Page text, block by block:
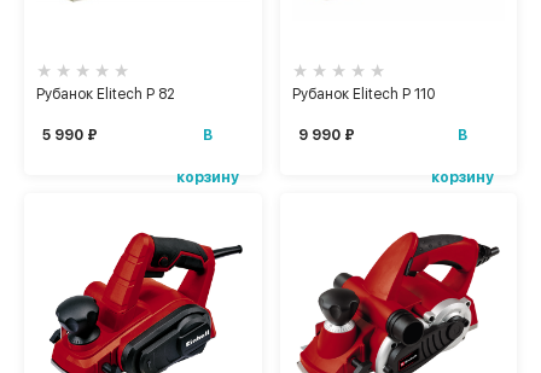
Рубанок Elitech Р 82
5 990 ₽ В
корзину
Рубанок Elitech Р 110
9 990 ₽ В
корзину